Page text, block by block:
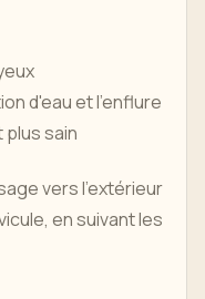
d'eau et l'enflure
plus sain
vers l'extérieur
en suivant les